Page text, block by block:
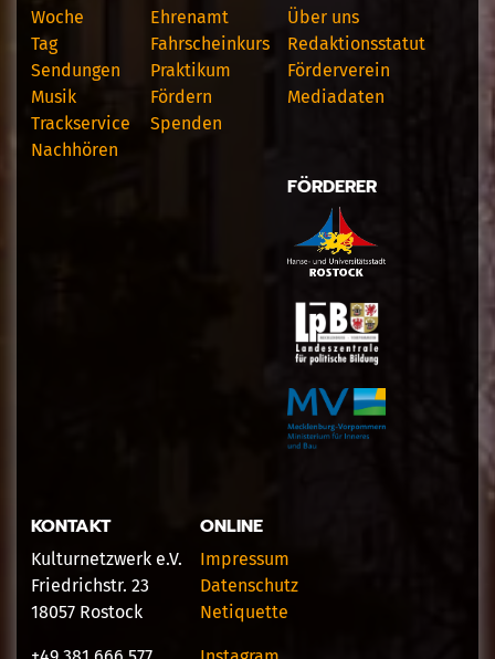
Woche
Tag
Sendungen
Musik
Trackservice
Nachhören
Ehrenamt
Fahrscheinkurs
Praktikum
Fördern
Spenden
Über uns
Redaktionsstatut
Förderverein
Mediadaten
FÖRDERER
KONTAKT
Kulturnetzwerk e.V.
Friedrichstr. 23
18057 Rostock
ONLINE
Impressum
Datenschutz
Netiquette